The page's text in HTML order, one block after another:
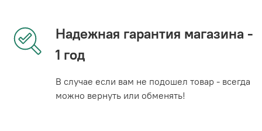
Надежная гарантия магазина -
1 год
В случае если вам не подошел товар - всегда
можно вернуть или обменять!